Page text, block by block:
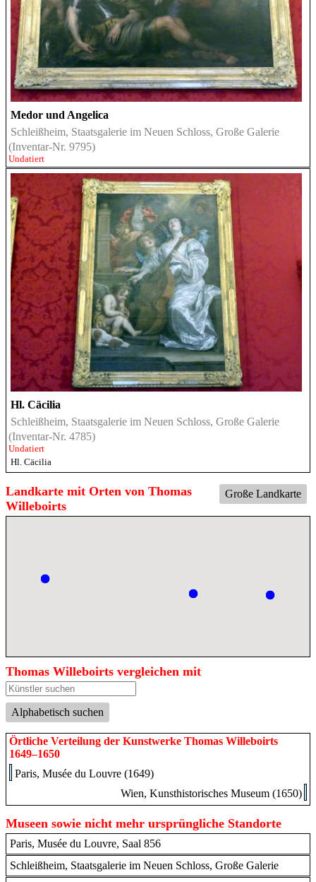
Medor und Angelica
Schleißheim, Staatsgalerie im Neuen Schloss, Große Galerie
(Inventar-Nr. 9795)
Undatiert
Hl. Cäcilia
Schleißheim, Staatsgalerie im Neuen Schloss, Große Galerie
(Inventar-Nr. 4785)
Undatiert
Hl. Cäcilia
Große Landkarte
Landkarte mit Orten von Thomas
Willeboirts
Thomas Willeboirts vergleichen mit
Alphabetisch suchen
Örtliche Verteilung der Kunstwerke Thomas Willeboirts
1649–1650
Paris, Musée du Louvre (1649)
Wien, Kunsthistorisches Museum (1650)
Museen sowie nicht mehr ursprüngliche Standorte
Paris, Musée du Louvre, Saal 856
Schleißheim, Staatsgalerie im Neuen Schloss, Große Galerie